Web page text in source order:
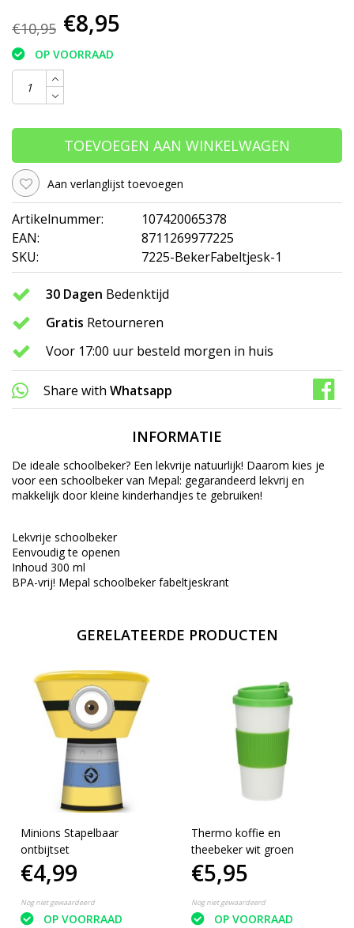
€10,95 €8,95
OP VOORRAAD
TOEVOEGEN AAN WINKELWAGEN
Aan verlanglijst toevoegen
Artikelnummer:
107420065378
EAN:
8711269977225
SKU:
7225-BekerFabeltjesk-1
30 Dagen Bedenktijd
Gratis Retourneren
Voor 17:00 uur besteld morgen in huis
Share with Whatsapp
INFORMATIE
De ideale schoolbeker? Een lekvrije natuurlijk! Daarom kies je
voor een schoolbeker van Mepal: gegarandeerd lekvrij en
makkelijk door kleine kinderhandjes te gebruiken!
Lekvrije schoolbeker
Eenvoudig te openen
Inhoud 300 ml
BPA-vrij! Mepal schoolbeker fabeltjeskrant
GERELATEERDE PRODUCTEN
Minions Stapelbaar
ontbijtset
€4,99
Nog niet gewaardeerd
OP VOORRAAD
Thermo koffie en
theebeker wit groen
€5,95
Nog niet gewaardeerd
OP VOORRAAD